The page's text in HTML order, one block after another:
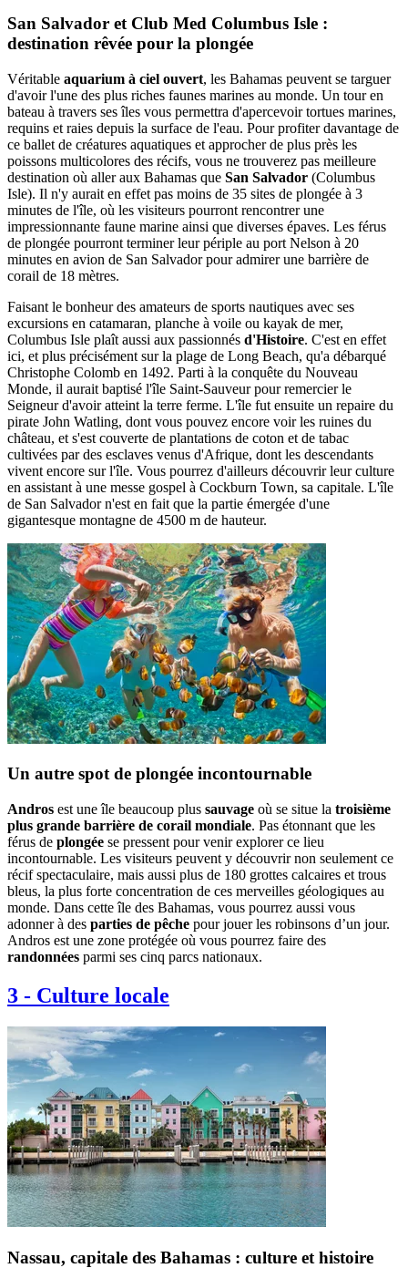
San Salvador et Club Med Columbus Isle :
destination rêvée pour la plongée
Véritable aquarium à ciel ouvert, les Bahamas peuvent se targuer
d'avoir l'une des plus riches faunes marines au monde. Un tour en
bateau à travers ses îles vous permettra d'apercevoir tortues marines,
requins et raies depuis la surface de l'eau. Pour profiter davantage de
ce ballet de créatures aquatiques et approcher de plus près les
poissons multicolores des récifs, vous ne trouverez pas meilleure
destination où aller aux Bahamas que San Salvador (Columbus
Isle). Il n'y aurait en effet pas moins de 35 sites de plongée à 3
minutes de l'île, où les visiteurs pourront rencontrer une
impressionnante faune marine ainsi que diverses épaves. Les férus
de plongée pourront terminer leur périple au port Nelson à 20
minutes en avion de San Salvador pour admirer une barrière de
corail de 18 mètres.
Faisant le bonheur des amateurs de sports nautiques avec ses
excursions en catamaran, planche à voile ou kayak de mer,
Columbus Isle plaît aussi aux passionnés d'Histoire. C'est en effet
ici, et plus précisément sur la plage de Long Beach, qu'a débarqué
Christophe Colomb en 1492. Parti à la conquête du Nouveau
Monde, il aurait baptisé l'île Saint-Sauveur pour remercier le
Seigneur d'avoir atteint la terre ferme. L'île fut ensuite un repaire du
pirate John Watling, dont vous pouvez encore voir les ruines du
château, et s'est couverte de plantations de coton et de tabac
cultivées par des esclaves venus d'Afrique, dont les descendants
vivent encore sur l'île. Vous pourrez d'ailleurs découvrir leur culture
en assistant à une messe gospel à Cockburn Town, sa capitale. L'île
de San Salvador n'est en fait que la partie émergée d'une
gigantesque montagne de 4500 m de hauteur.
Un autre spot de plongée incontournable
Andros est une île beaucoup plus sauvage où se situe la troisième
plus grande barrière de corail mondiale. Pas étonnant que les
férus de plongée se pressent pour venir explorer ce lieu
incontournable. Les visiteurs peuvent y découvrir non seulement ce
récif spectaculaire, mais aussi plus de 180 grottes calcaires et trous
bleus, la plus forte concentration de ces merveilles géologiques au
monde. Dans cette île des Bahamas, vous pourrez aussi vous
adonner à des parties de pêche pour jouer les robinsons d’un jour.
Andros est une zone protégée où vous pourrez faire des
randonnées parmi ses cinq parcs nationaux.
3 - Culture locale
Nassau, capitale des Bahamas : culture et histoire